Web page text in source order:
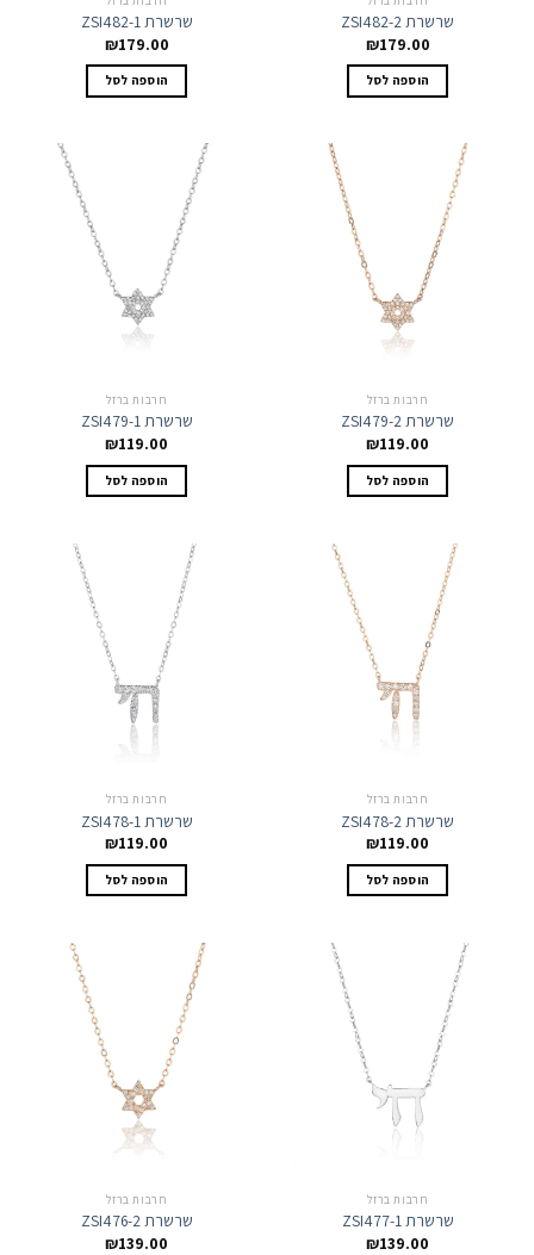
שרשרת ZSI482-2
₪179.00
הוספה לסל
שרשרת ZSI482-1
₪179.00
הוספה לסל
חרבות ברזל
שרשרת ZSI479-2
₪119.00
הוספה לסל
חרבות ברזל
שרשרת ZSI479-1
₪119.00
הוספה לסל
חרבות ברזל
שרשרת ZSI478-2
₪119.00
הוספה לסל
חרבות ברזל
שרשרת ZSI478-1
₪119.00
הוספה לסל
חרבות ברזל
שרשרת ZSI477-1
₪139.00
חרבות ברזל
שרשרת ZSI476-2
₪139.00